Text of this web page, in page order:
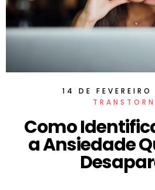
14 DE
Como
a Ansiedade